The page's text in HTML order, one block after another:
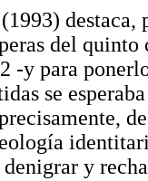
destaca,
del
-y para
se
y